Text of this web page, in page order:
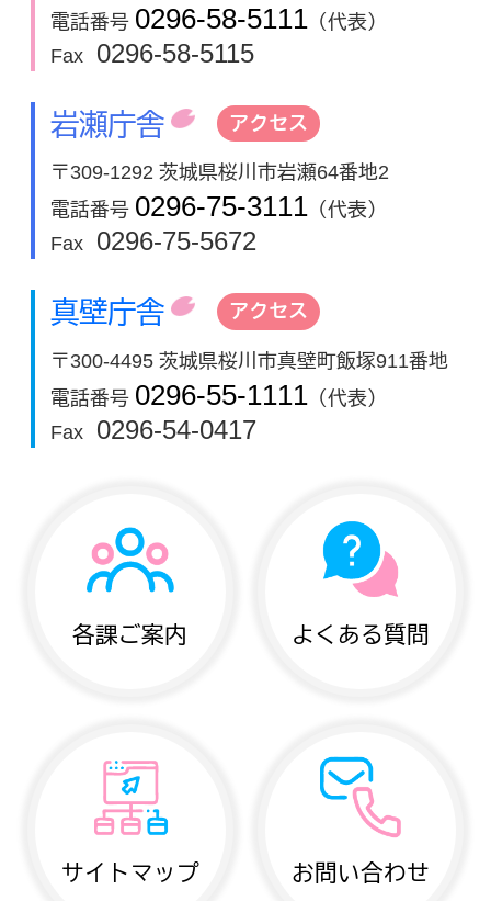
電話番号 0296-58-5111 （代表）
Fax
0296-58-5115
岩瀬庁舎 アクセス
〒309-1292 茨城県桜川市岩瀬64番地2
電話番号 0296-75-3111 （代表）
Fax
0296-75-5672
真壁庁舎 アクセス
〒300-4495 茨城県桜川市真壁町飯塚911番地
電話番号 0296-55-1111 （代表）
Fax
0296-54-0417
各課ご案内 よくある質問
サイトマップ お問い合わせ